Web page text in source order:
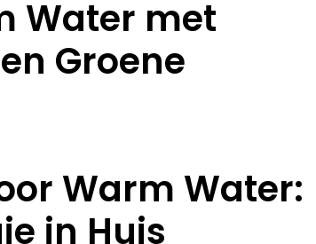
Water met
Groene
Warm Water:
in Huis